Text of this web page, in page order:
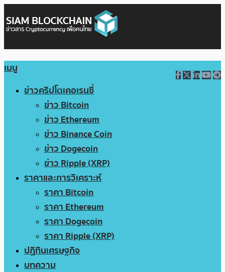
เมนู
ข่าวคริปโตเคอเรนซี่
ข่าว Bitcoin
ข่าว Ethereum
ข่าว Binance Coin
ข่าว Dogecoin
ข่าว Ripple (XRP)
ราคาและการวิเคราะห์
ราคา Bitcoin
ราคา Ethereum
ราคา Dogecoin
ราคา Ripple (XRP)
ปฏิทินเศรษฐกิจ
บทความ